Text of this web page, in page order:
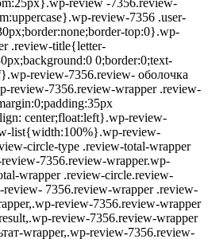
review-7356 .user-
top:0}.wp-
.review-title{letter-
0;border:0;text-
review-7356.review- оболочка
review-7356.review-wrapper .review-
center;float:left}.wp-review-
list{width:100%}.wp-review-
circle-type .review-total-wrapper
7356.review-wrapper.wp-
wrapper .review-circle.review-
7356.review-wrapper .review-
review-7356.review-wrapper
review-7356.review-wrapper
wrapper,.wp-review-7356.review-